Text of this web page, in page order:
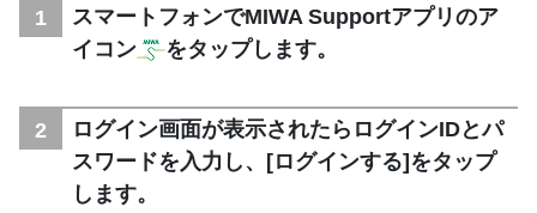
スマートフォンでMIWA Supportアプリのア
イコン
をタップします。
ログイン画面が表示されたらログインIDとパ
スワードを入力し、[ログインする]をタップ
します。